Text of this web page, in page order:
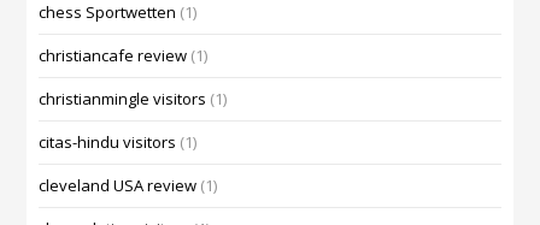
chess Sportwetten (1)
christiancafe review (1)
christianmingle visitors (1)
citas-hindu visitors (1)
cleveland USA review (1)